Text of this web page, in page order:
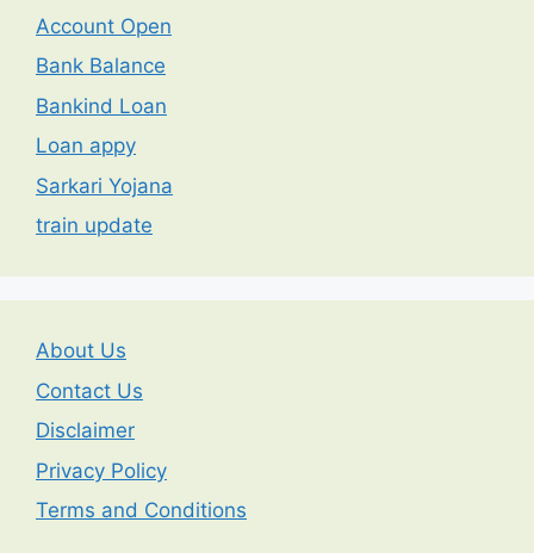
Account Open
Bank Balance
Bankind Loan
Loan appy
Sarkari Yojana
train update
About Us
Contact Us
Disclaimer
Privacy Policy
Terms and Conditions